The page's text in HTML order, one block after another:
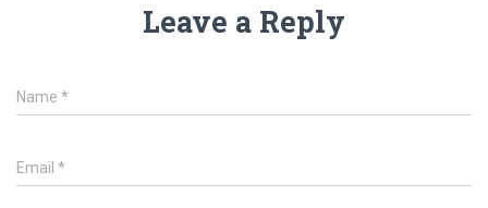
Leave a Reply
Name *
Email *